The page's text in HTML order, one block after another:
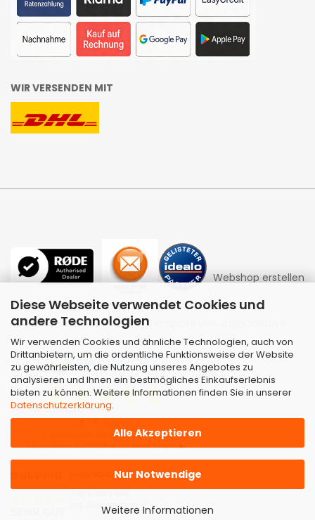
Diese Webseite verwendet Cookies und
andere Technologien
Wir verwenden Cookies und ähnliche Technologien, auch von
Drittanbietern, um die ordentliche Funktionsweise der Website
zu gewährleisten, die Nutzung unseres Angebotes zu
analysieren und Ihnen ein bestmögliches Einkaufserlebnis
bieten zu können. Weitere Informationen finden Sie in unserer
Datenschutzerklärung.
Alle Akzeptieren
Nur Notwendige
Weitere Informationen
WIR VERSENDEN MIT
Webshop erstellen
mit Gambio.de © 2026 | Template von